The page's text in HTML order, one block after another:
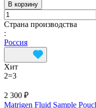
В корзину
Страна производства
:
Россия
Хит
2=3
2 300 ₽
Matrigen Fluid Sample